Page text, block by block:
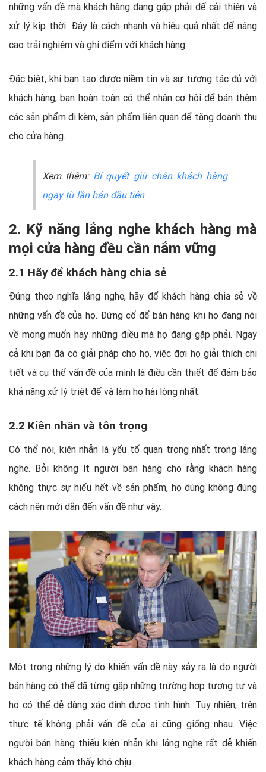
những vấn đề mà khách hàng đang gặp phải để cải thiện và
xử lý kịp thời. Đây là cách nhanh và hiệu quả nhất để nâng
cao trải nghiệm và ghi điểm với khách hàng.
Đặc biệt, khi bạn tạo được niềm tin và sự tương tác đủ với
khách hàng, bạn hoàn toàn có thể nhân cơ hội để bán thêm
các sản phẩm đi kèm, sản phẩm liên quan để tăng doanh thu
cho cửa hàng.
Xem thêm: Bí quyết giữ chân khách hàng
ngay từ lần bán đầu tiên
2. Kỹ năng lắng nghe khách hàng mà
mọi cửa hàng đều cần nắm vững
2.1 Hãy để khách hàng chia sẻ
Đúng theo nghĩa lắng nghe, hãy để khách hàng chia sẻ về
những vấn đề của họ. Đừng cố để bán hàng khi họ đang nói
về mong muốn hay những điều mà họ đang gặp phải. Ngay
cả khi bạn đã có giải pháp cho họ, việc đợi họ giải thích chi
tiết và cụ thể vấn đề của mình là điều cần thiết để đảm bảo
khả năng xử lý triệt để và làm họ hài lòng nhất.
2.2 Kiên nhẫn và tôn trọng
Có thể nói, kiên nhẫn là yếu tố quan trọng nhất trong lắng
nghe. Bởi không ít người bán hàng cho rằng khách hàng
không thực sự hiểu hết về sản phẩm, họ dùng không đúng
cách nên mới dẫn đến vấn đề như vậy.
Một trong những lý do khiến vấn đề này xảy ra là do người
bán hàng có thể đã từng gặp những trường hợp tương tự và
họ có thể dễ dàng xác định được tình hình. Tuy nhiên, trên
thực tế không phải vấn đề của ai cũng giống nhau. Việc
người bán hàng thiếu kiên nhẫn khi lắng nghe rất dễ khiến
khách hàng cảm thấy khó chịu.